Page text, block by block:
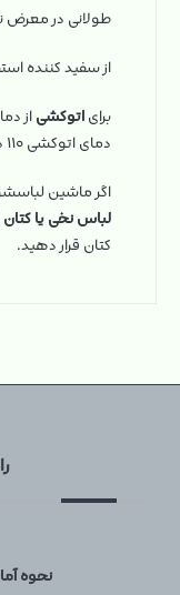
طولانی در معرض
از سفید کننده
برایاتوکشیاز
دمای اتوکشی ۱۱۰ درجه سانتی‌گراد)
اگر ماشین
لباس نخی یا کتان
کتان قرار دهید.
نحوه